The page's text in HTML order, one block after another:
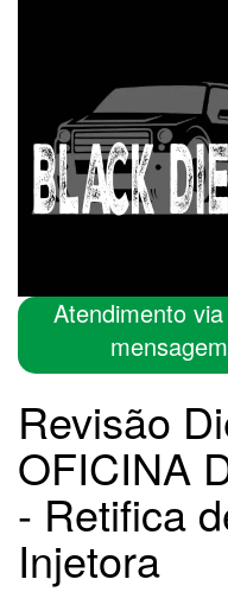
Atendimento
Revisão
OFICINA
- Retifica
Injetora